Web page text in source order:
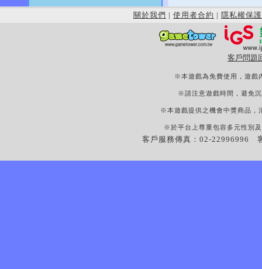
關於我們 | 使用者合約 | 隱私權保護
客戶問題
※本遊戲為免費使用，遊戲
※請注意遊戲時間，避免
※本遊戲提供之機會中獎商品，
※於平台上尊重包容多元性別
客戶服務傳真：02-22996996